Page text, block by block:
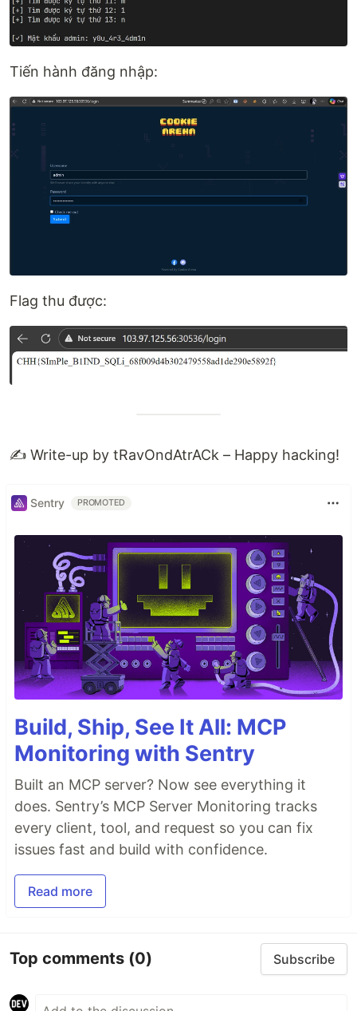
Tiến hành đăng nhập:
Flag thu được:
✍️ Write-up by tRavOndAtrACk – Happy hacking!
Sentry PROMOTED
Build, Ship, See It All: MCP
Monitoring with Sentry
Built an MCP server? Now see everything it
does. Sentry’s MCP Server Monitoring tracks
every client, tool, and request so you can fix
issues fast and build with confidence.
Read more
Top comments (0) Subscribe